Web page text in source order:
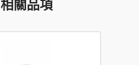
相關品項